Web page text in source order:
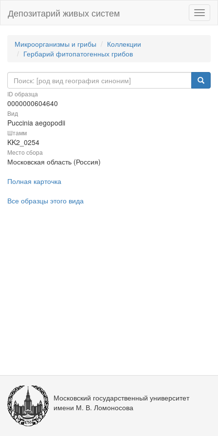
Депозитарий живых систем
Микроорганизмы и грибы
Коллекции
Гербарий фитопатогенных грибов
ID образца
0000000604640
Вид
Puccinia aegopodii
Штамм
KK2_0254
Место сбора
Московская область (Россия)
Полная карточка
Все образцы этого вида
Московский государственный университет
имени М. В. Ломоносова